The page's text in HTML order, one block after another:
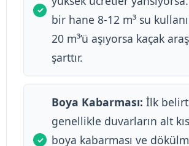
bir hane 8-12 m³ su
20 m³’ü aşıyorsa kaçak
şarttır.
Boya Kabarması: İlk
genellikle duvarların alt
boya kabarması ve